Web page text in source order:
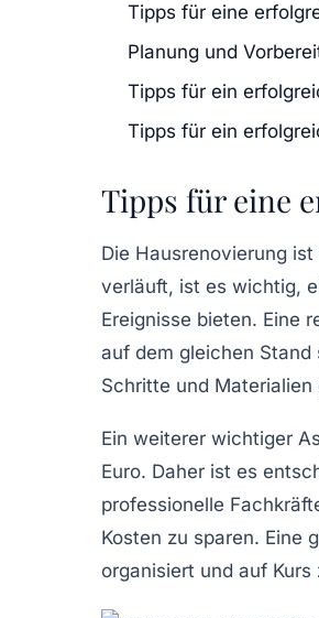
Tipps für eine
Planung und
Tipps für ein
Tipps für ein
Tipps für eine
Die Hausrenovierung ist
verläuft, ist es wichtig,
Ereignisse bieten. Eine
auf dem gleichen Stand
Schritte und
Ein weiterer wichtiger
Euro. Daher ist es
professionelle
Kosten zu sparen. Eine
organisiert und auf Kurs